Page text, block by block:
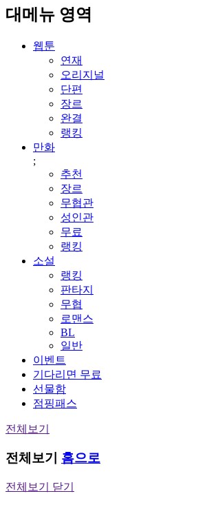
대메뉴 영역
웹툰
연재
오리지널
단편
장르
완결
랭킹
만화
;
추천
장르
무협관
성인관
무료
랭킹
소설
랭킹
판타지
무협
로맨스
BL
일반
이벤트
기다리면 무료
선물함
점핑패스
전체보기
전체보기 홈으로
전체보기 닫기